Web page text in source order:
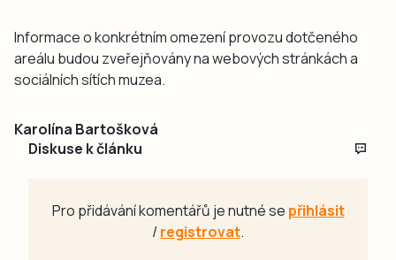
Informace o konkrétním omezení provozu dotčeného
areálu budou zveřejňovány na webových stránkách a
sociálních sítích muzea.
Karolína Bartošková
Diskuse k článku
Pro přidávání komentářů je nutné se přihlásit
/registrovat.